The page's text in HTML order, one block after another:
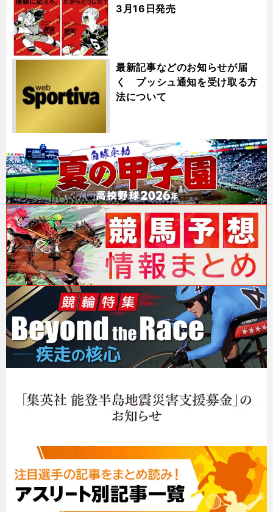
3月16日発売
最新記事などのお知らせが届
く プッシュ通知を受け取る方
法について